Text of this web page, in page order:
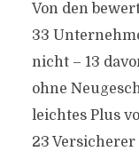
Von den
33
nicht – 13
ohne
leichtes Plus
23